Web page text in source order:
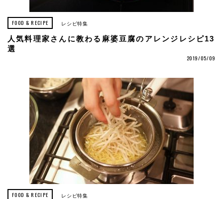
FOOD & RECIPE レシピ特集
人気料理家さんに教わる麻婆豆腐のアレンジレシピ13
選
2019/05/09
FOOD & RECIPE レシピ特集